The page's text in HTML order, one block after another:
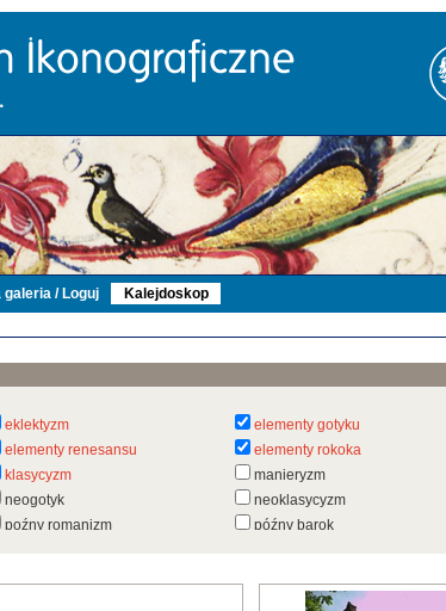
galeria / Loguj Kalejdoskop
eklektyzm elementy gotyku
elementy renesansu elementy rokoka
klasycyzm manieryzm
neogotyk neoklasycyzm
poźny romanizm późny barok
romanizm